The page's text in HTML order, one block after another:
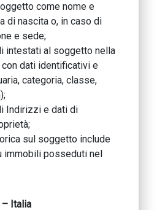
come nome e
di nascita o, in caso di
e sede;
intestati al soggetto nella
dati identificativi e
categoria, classe,
Indirizzi e dati di
sul soggetto include
immobili posseduti nel
– Italia